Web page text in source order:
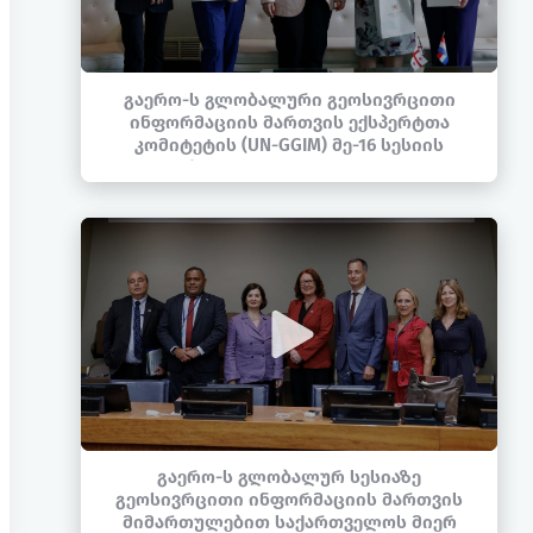
გაერო-ს გლობალური გეოსივრცითი
ინფორმაციის მართვის ექსპერტთა
კომიტეტის (UN-GGIM) მე-16 სესიის
ფარგლებში, საქართველოს იუსტიციის
ზოდელავამ მაღალი დონის ორმხრივი
გაერო-ს გლობალურ სესიაზე
გეოსივრცითი ინფორმაციის მართვის
მიმართულებით საქართველოს მიერ